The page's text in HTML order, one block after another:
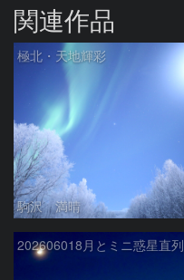
関連作品
極北・天地輝彩
駒沢 満晴
202606018月とミニ惑星直列